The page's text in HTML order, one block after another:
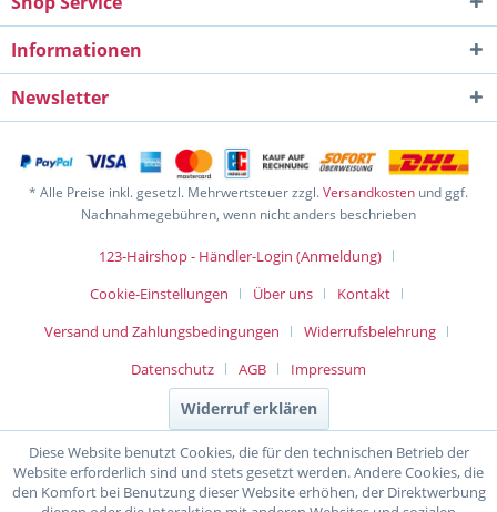
Informationen
Newsletter
* Alle Preise inkl. gesetzl. Mehrwertsteuer zzgl.Versandkosten und ggf.
Nachnahmegebühren, wenn nicht anders beschrieben
123-Hairshop - Händler-Login (Anmeldung)
Cookie-Einstellungen
Über uns
Kontakt
Versand und Zahlungsbedingungen
Widerrufsbelehrung
Datenschutz
AGB Impressum
Widerruf erklären
Diese Website benutzt Cookies, die für den technischen Betrieb der
Website erforderlich sind und stets gesetzt werden. Andere Cookies, die
den Komfort bei Benutzung dieser Website erhöhen, der Direktwerbung